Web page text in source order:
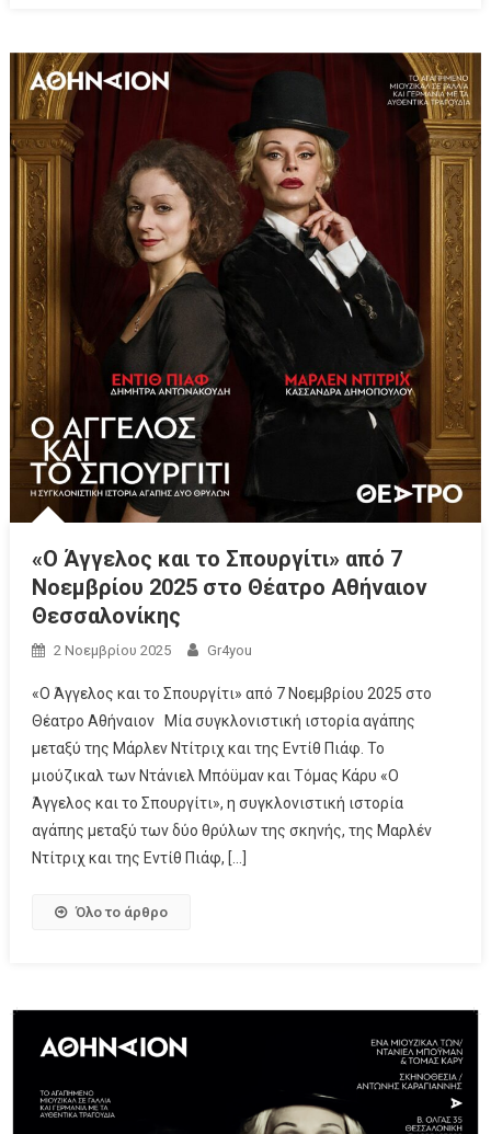
«Ο Άγγελος και το Σπουργίτι» από 7
Νοεμβρίου 2025 στο Θέατρο Αθήναιον
Θεσσαλονίκης
2 Νοεμβρίου 2025 Gr4you
«Ο Άγγελος και το Σπουργίτι» από 7 Νοεμβρίου 2025 στο
Θέατρο Αθήναιον Μία συγκλονιστική ιστορία αγάπης
μεταξύ της Μάρλεν Ντίτριχ και της Εντίθ Πιάφ. Το
μιούζικαλ των Ντάνιελ Μπόϋμαν και Τόμας Κάρυ «Ο
Άγγελος και το Σπουργίτι», η συγκλονιστική ιστορία
αγάπης μεταξύ των δύο θρύλων της σκηνής, της Μαρλέν
Ντίτριχ και της Εντίθ Πιάφ, […]
Όλο το άρθρο